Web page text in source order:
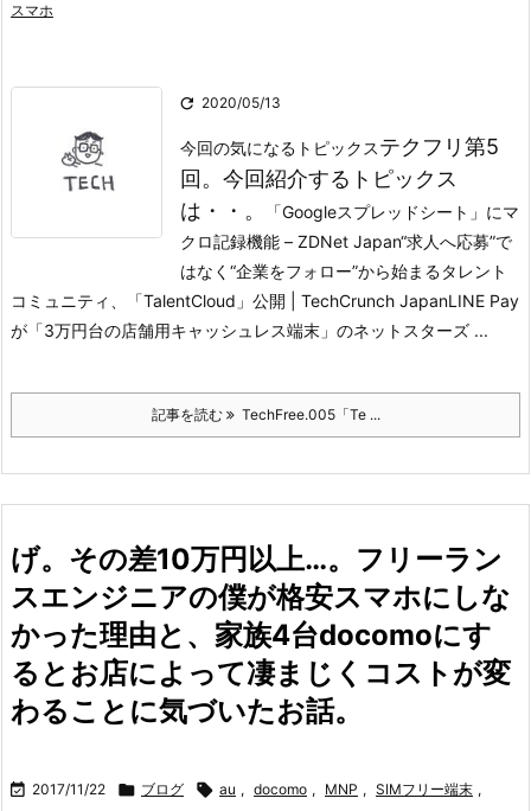
スマホ
 2020/05/13
今回の気になるトピックステクフリ第5
回。今回紹介するトピックス
は・・。
「Googleスプレッドシート」にマ
クロ記録機能 – ZDNet Japan“求人へ応募”で
はなく“企業をフォロー”から始まるタレント
コミュニティ、「TalentCloud」公開 | TechCrunch JapanLINE Pay
が「3万円台の店舗用キャッシュレス端末」のネットスターズ ...
記事を読む TechFree.005「Te ...
げ。その差10万円以上…。フリーラン
スエンジニアの僕が格安スマホにしな
かった理由と、家族4台docomoにす
るとお店によって凄まじくコストが変
わることに気づいたお話。
 2017/11/22  ブログ  au , docomo , MNP , SIMフリー端末 ,